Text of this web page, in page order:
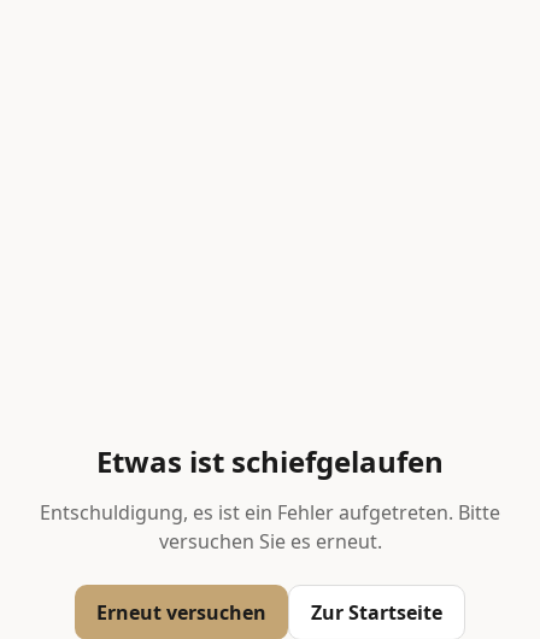
Etwas ist schiefgelaufen
Entschuldigung, es ist ein Fehler aufgetreten. Bitte
versuchen Sie es erneut.
Erneut versuchen Zur Startseite